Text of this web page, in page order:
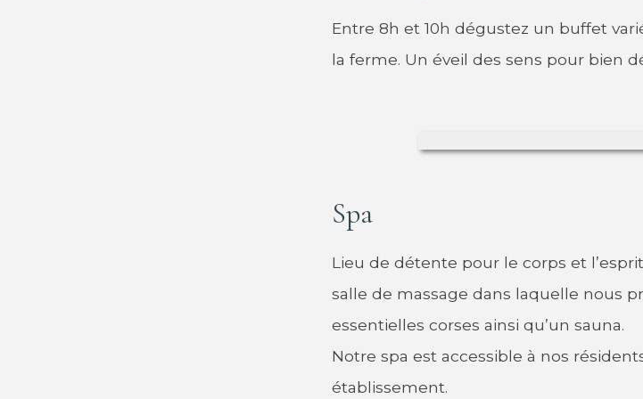
Entre 8h et 10h dégustez un buffet
la ferme. Un éveil des sens pour bien
Spa
Lieu de détente pour le corps et
salle de massage dans laquelle nous
essentielles corses ainsi qu’un sauna.
Notre spa est accessible à nos
établissement.